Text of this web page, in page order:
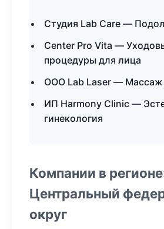
Студия Lab Care —
Center Pro Vita —
процедуры для лица
ООО Lab Laser — Массаж
ИП Harmony Clinic —
гинекология
Компании в
Центральный
округ